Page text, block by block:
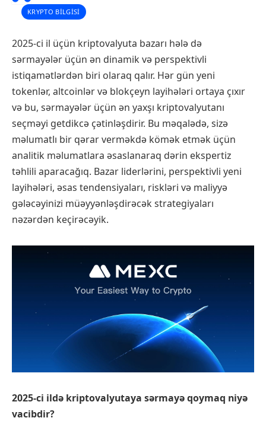
KRYPTO BILGISI
2025-ci il üçün kriptovalyuta bazarı hələ də
sərmayələr üçün ən dinamik və perspektivli
istiqamətlərdən biri olaraq qalır. Hər gün yeni
tokenlər, altcoinlər və blokçeyn layihələri ortaya çıxır
və bu, sərmayələr üçün ən yaxşı kriptovalyutanı
seçməyi getdikcə çətinləşdirir. Bu məqalədə, sizə
məlumatlı bir qərar verməkdə kömək etmək üçün
analitik məlumatlara əsaslanaraq dərin ekspertiz
təhlili aparacağıq. Bazar liderlərini, perspektivli yeni
layihələri, əsas tendensiyaları, riskləri və maliyyə
gələcəyinizi müəyyənləşdirəcək strategiyaları
nəzərdən keçirəcəyik.
2025-ci ildə kriptovalyutaya sərmayə qoymaq niyə
vacibdir?